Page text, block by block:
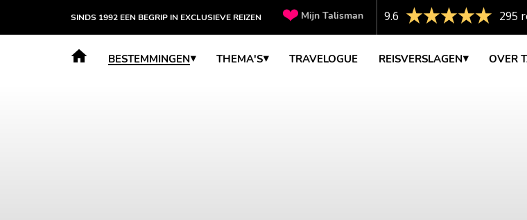
SINDS 1992 EEN BEGRIP IN EXCLUSIEVE REIZEN Mijn Talisman 9.6 295
BESTEMMINGEN THEMA'S TRAVELOGUE REISVERSLAGEN OVER